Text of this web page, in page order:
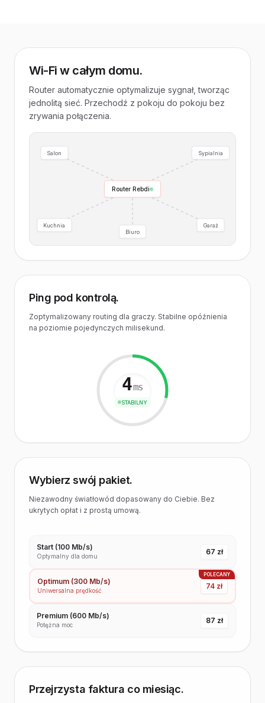
Wi-Fi w całym domu.
Router automatycznie optymalizuje sygnał, tworząc
jednolitą sieć. Przechodź z pokoju do pokoju bez
zrywania połączenia.
Router Rebdi
Salon Sypialnia
Kuchnia
Garaż
Biuro
Ping pod kontrolą.
Zoptymalizowany routing dla graczy. Stabilne opóźnienia
na poziomie pojedynczych milisekund.
4ms
STABILNY
Wybierz swój pakiet.
Niezawodny światłowód dopasowany do Ciebie. Bez
ukrytych opłat i z prostą umową.
Start (100 Mb/s)
Optymalny dla domu
67 zł
POLECANY
Optimum (300 Mb/s)
Uniwersalna prędkość
74 zł
Premium (600 Mb/s)
Potężna moc
87 zł
Przejrzysta faktura co miesiąc.